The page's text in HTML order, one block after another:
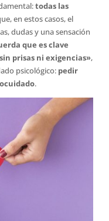
todas las
en estos casos, el
dudas y una sensación
que es clave
sin prisas ni exigencias»,
psicológico: pedir
.